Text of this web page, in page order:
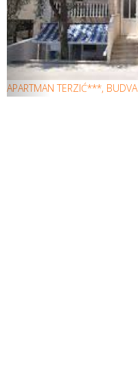
APARTMAN TERZIĆ***, BUDVA